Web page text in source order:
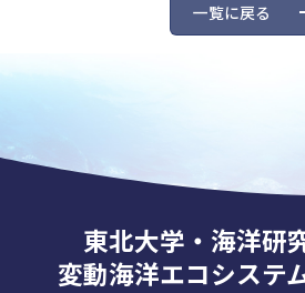
一覧に戻る
東北大学・海洋研
変動海洋エコシステ